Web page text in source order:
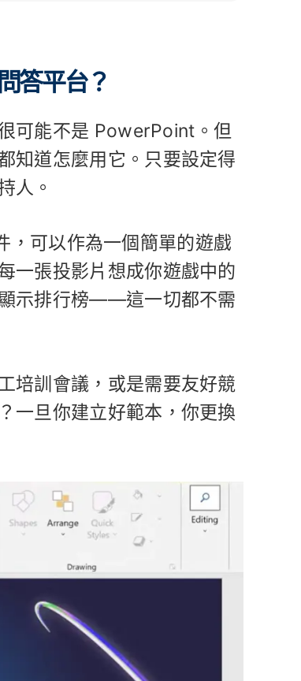
答平台？
可能不是 PowerPoint。但
知道怎麼用它。只要設定得
人。
可以作為一個簡單的遊戲
一張投影片想成你遊戲中的
示排行榜——這一切都不需
培訓會議，或是需要友好競
一旦你建立好範本，你更換